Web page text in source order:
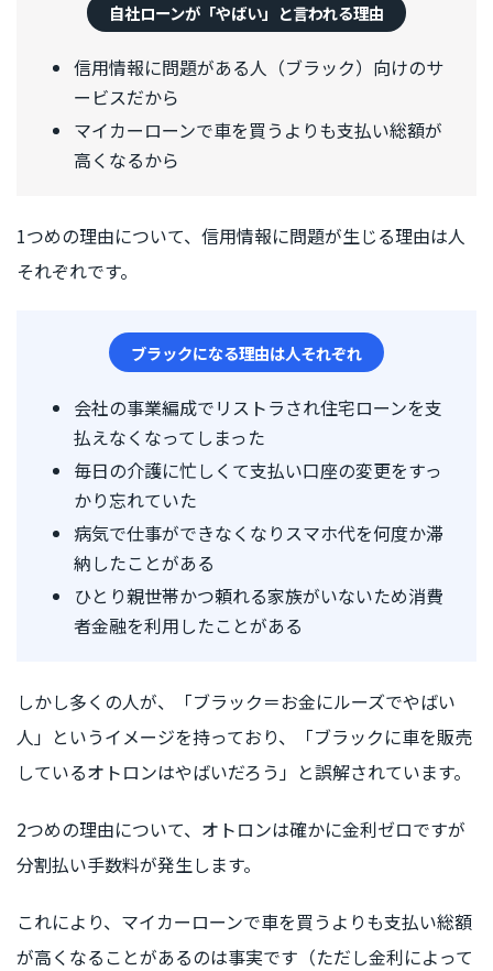
自社ローンが「やばい」と言われる理由
信用情報に問題がある人（ブラック）向けのサ
ービスだから
マイカーローンで車を買うよりも支払い総額が
高くなるから
1つめの理由について、信用情報に問題が生じる理由は人
それぞれです。
ブラックになる理由は人それぞれ
会社の事業編成でリストラされ住宅ローンを支
払えなくなってしまった
毎日の介護に忙しくて支払い口座の変更をすっ
かり忘れていた
病気で仕事ができなくなりスマホ代を何度か滞
納したことがある
ひとり親世帯かつ頼れる家族がいないため消費
者金融を利用したことがある
しかし多くの人が、「ブラック＝お金にルーズでやばい
人」というイメージを持っており、「ブラックに車を販売
しているオトロンはやばいだろう」と誤解されています。
2つめの理由について、オトロンは確かに金利ゼロですが
分割払い手数料が発生します。
これにより、マイカーローンで車を買うよりも支払い総額
が高くなることがあるのは事実です（ただし金利によって